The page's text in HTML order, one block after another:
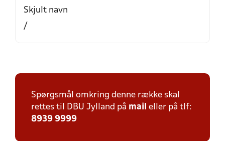
Skjult navn
/
Spørgsmål omkring denne række skal
rettes til DBU Jylland på mail eller på tlf:
8939 9999